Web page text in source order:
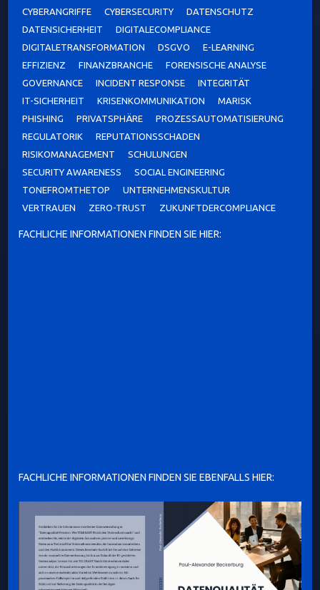
CYBERANGRIFFE
CYBERSECURITY
DATENSCHUTZ
DATENSICHERHEIT
DIGITALECOMPLIANCE
DIGITALETRANSFORMATION
DSGVO
E-LEARNING
EFFIZIENZ
FINANZBRANCHE
FORENSISCHE ANALYSE
GOVERNANCE
INCIDENT RESPONSE
INTEGRITÄT
IT-SICHERHEIT
KRISENKOMMUNIKATION
MARISK
PHISHING
PRIVATSPHÄRE
PROZESSAUTOMATISIERUNG
REGULATORIK
REPUTATIONSSCHADEN
RISIKOMANAGEMENT
SCHULUNGEN
SECURITY AWARENESS
SOCIAL ENGINEERING
TONEFROMTHETOP
UNTERNEHMENSKULTUR
VERTRAUEN
ZERO-TRUST ZUKUNFTDERCOMPLIANCE
FACHLICHE INFORMATIONEN FINDEN SIE HIER:
FACHLICHE INFORMATIONEN FINDEN SIE EBENFALLS HIER: